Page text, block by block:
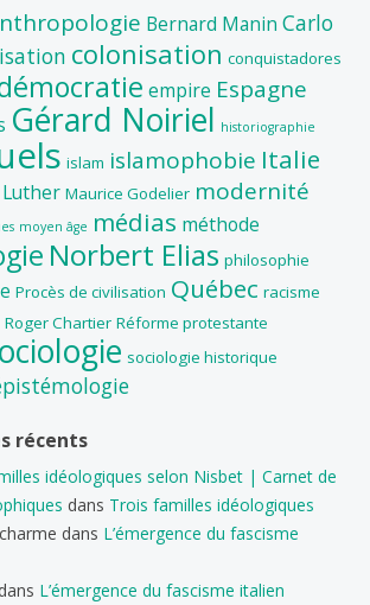
Bernard Manin Carlo
colonisation conquistadores
empire Espagne
Gérard Noiriel historiographie
islam islamophobie Italie
Luther Maurice Godelier modernité
moyen âge médias méthode
Norbert Elias philosophie
Procès de civilisation Québec racisme
Roger Chartier Réforme protestante
sociologie historique
récents
idéologiques selon Nisbet | Carnet de
dans Trois familles idéologiques
dans L’émergence du fascisme
dans L’émergence du fascisme italien